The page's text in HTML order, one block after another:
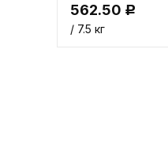
562.50 Р
/ 7.5 кг